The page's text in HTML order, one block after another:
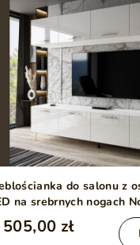
do salonu z
na srebrnych nogach
zł